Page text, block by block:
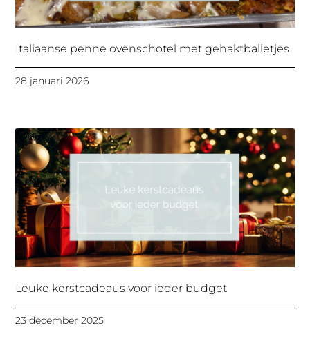
Italiaanse penne ovenschotel met gehaktballetjes
28 januari 2026
Leuke kerstcadeaus voor ieder budget
23 december 2025